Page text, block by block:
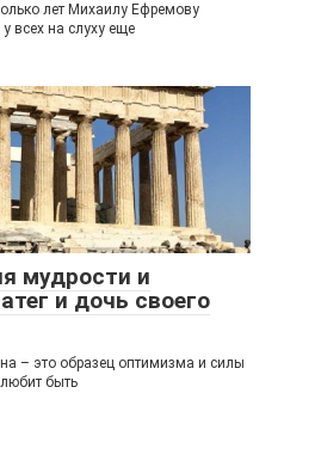
лет Михаилу Ефремову
всех на слуху еще
мудрости и
и дочь своего
– это образец оптимизма и силы
быть